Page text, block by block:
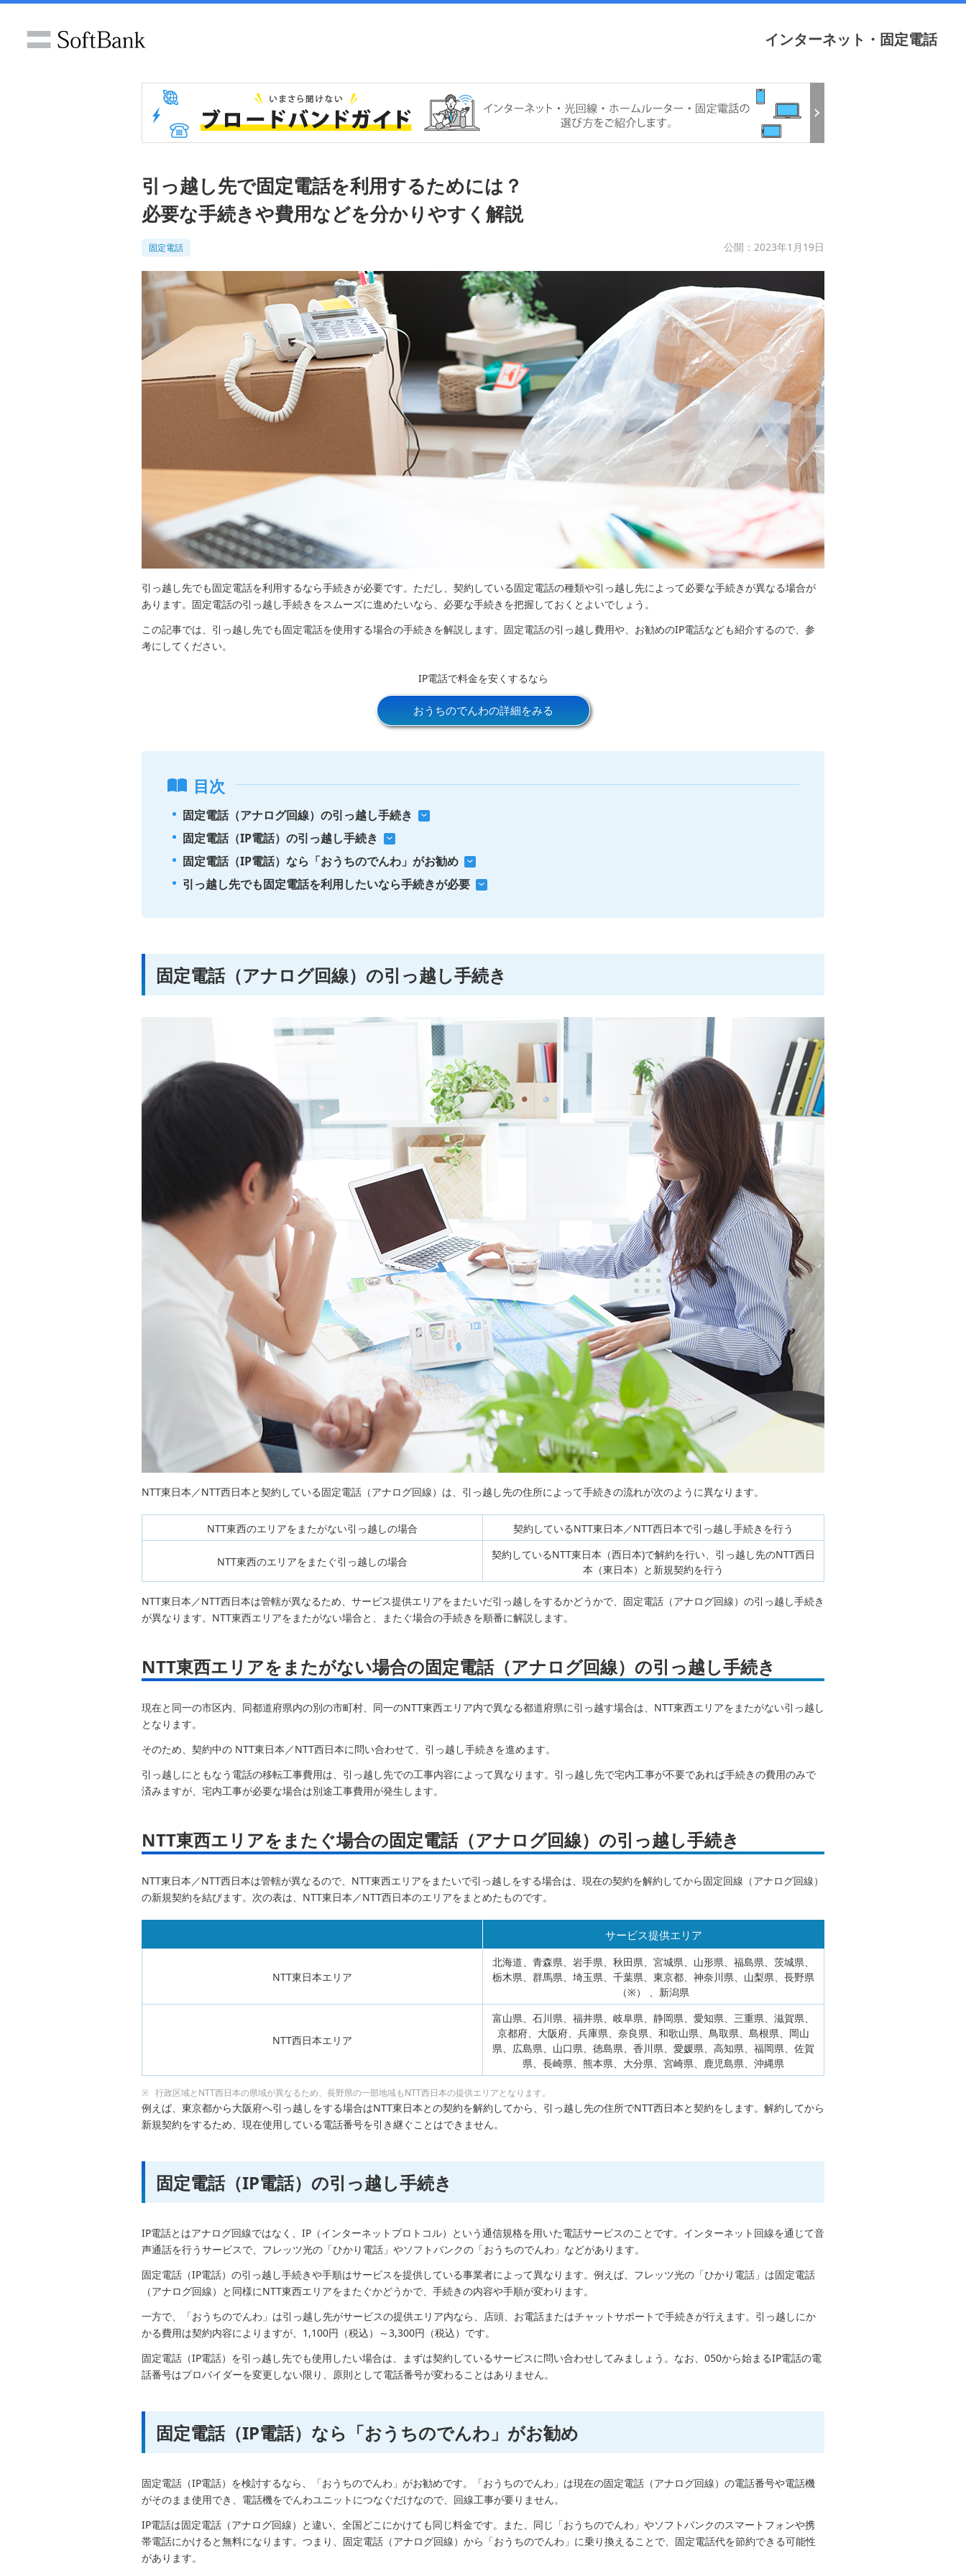
インターネット・固定電話
引っ越し先で固定電話を利用するためには？
必要な手続きや費用などを分かりやすく解説
固定電話 公開：2023年1月19日
引っ越し先でも固定電話を利用するなら手続きが必要です。ただし、契約している固定電話の種類や引っ越し先によって必要な手続きが異なる場合が
あります。固定電話の引っ越し手続きをスムーズに進めたいなら、必要な手続きを把握しておくとよいでしょう。
この記事では、引っ越し先でも固定電話を使用する場合の手続きを解説します。固定電話の引っ越し費用や、お勧めのIP電話なども紹介するので、参
考にしてください。
IP電話で料金を安くするなら
おうちのでんわの詳細をみる
目次
固定電話（アナログ回線）の引っ越し手続き
固定電話（IP電話）の引っ越し手続き
固定電話（IP電話）なら「おうちのでんわ」がお勧め
引っ越し先でも固定電話を利用したいなら手続きが必要
固定電話（アナログ回線）の引っ越し手続き
NTT東日本／NTT西日本と契約している固定電話（アナログ回線）は、引っ越し先の住所によって手続きの流れが次のように異なります。
NTT東西のエリアをまたがない引っ越しの場合 契約しているNTT東日本／NTT西日本で引っ越し手続きを行う
NTT東西のエリアをまたぐ引っ越しの場合
契約しているNTT東日本（西日本)で解約を行い、引っ越し先のNTT西日
本（東日本）と新規契約を行う
NTT東日本／NTT西日本は管轄が異なるため、サービス提供エリアをまたいだ引っ越しをするかどうかで、固定電話（アナログ回線）の引っ越し手続き
が異なります。NTT東西エリアをまたがない場合と、またぐ場合の手続きを順番に解説します。
NTT東西エリアをまたがない場合の固定電話（アナログ回線）の引っ越し手続き
現在と同一の市区内、同都道府県内の別の市町村、同一のNTT東西エリア内で異なる都道府県に引っ越す場合は、NTT東西エリアをまたがない引っ越し
となります。
そのため、契約中の NTT東日本／NTT西日本に問い合わせて、引っ越し手続きを進めます。
引っ越しにともなう電話の移転工事費用は、引っ越し先での工事内容によって異なります。引っ越し先で宅内工事が不要であれば手続きの費用のみで
済みますが、宅内工事が必要な場合は別途工事費用が発生します。
NTT東西エリアをまたぐ場合の固定電話（アナログ回線）の引っ越し手続き
NTT東日本／NTT西日本は管轄が異なるので、NTT東西エリアをまたいで引っ越しをする場合は、現在の契約を解約してから固定回線（アナログ回線）
の新規契約を結びます。次の表は、NTT東日本／NTT西日本のエリアをまとめたものです。
サービス提供エリア
NTT東日本エリア
北海道、青森県、岩手県、秋田県、宮城県、山形県、福島県、茨城県、
栃木県、群馬県、埼玉県、千葉県、東京都、神奈川県、山梨県、長野県
（※） 、新潟県
NTT西日本エリア
富山県、石川県、福井県、岐阜県、静岡県、愛知県、三重県、滋賀県、
京都府、大阪府、兵庫県、奈良県、和歌山県、鳥取県、島根県、岡山
県、広島県、山口県、徳島県、香川県、愛媛県、高知県、福岡県、佐賀
県、長崎県、熊本県、大分県、宮崎県、鹿児島県、沖縄県
行政区域とNTT西日本の県域が異なるため、長野県の一部地域もNTT西日本の提供エリアとなります。
例えば、東京都から大阪府へ引っ越しをする場合はNTT東日本との契約を解約してから、引っ越し先の住所でNTT西日本と契約をします。解約してから
新規契約をするため、現在使用している電話番号を引き継ぐことはできません。
固定電話（IP電話）の引っ越し手続き
IP電話とはアナログ回線ではなく、IP（インターネットプロトコル）という通信規格を用いた電話サービスのことです。インターネット回線を通じて音
声通話を行うサービスで、フレッツ光の「ひかり電話」やソフトバンクの「おうちのでんわ」などがあります。
固定電話（IP電話）の引っ越し手続きや手順はサービスを提供している事業者によって異なります。例えば、フレッツ光の「ひかり電話」は固定電話
（アナログ回線）と同様にNTT東西エリアをまたぐかどうかで、手続きの内容や手順が変わります。
一方で、「おうちのでんわ」は引っ越し先がサービスの提供エリア内なら、店頭、お電話またはチャットサポートで手続きが行えます。引っ越しにか
かる費用は契約内容によりますが、1,100円（税込）～3,300円（税込）です。
固定電話（IP電話）を引っ越し先でも使用したい場合は、まずは契約しているサービスに問い合わせしてみましょう。なお、050から始まるIP電話の電
話番号はプロバイダーを変更しない限り、原則として電話番号が変わることはありません。
固定電話（IP電話）なら「おうちのでんわ」がお勧め
固定電話（IP電話）を検討するなら、「おうちのでんわ」がお勧めです。「おうちのでんわ」は現在の固定電話（アナログ回線）の電話番号や電話機
がそのまま使用でき、電話機をでんわユニットにつなぐだけなので、回線工事が要りません。
IP電話は固定電話（アナログ回線）と違い、全国どこにかけても同じ料金です。また、同じ「おうちのでんわ」やソフトバンクのスマートフォンや携
帯電話にかけると無料になります。つまり、固定電話（アナログ回線）から「おうちのでんわ」に乗り換えることで、固定電話代を節約できる可能性
があります。